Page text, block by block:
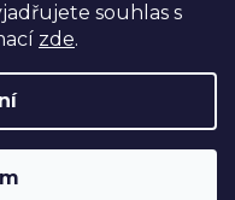
souhlas s
zde.
práva vyhrazena.